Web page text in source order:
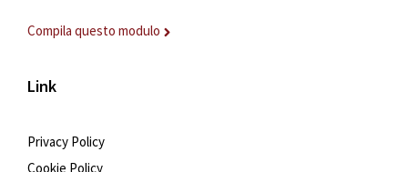
Compila questo modulo
Link
Privacy Policy
Cookie Policy